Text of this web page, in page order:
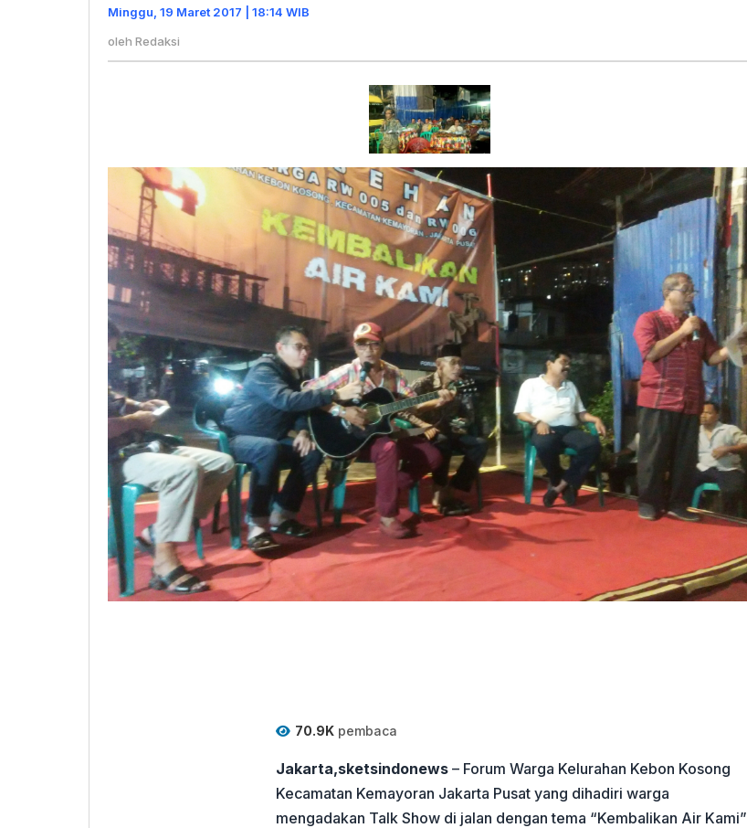
Warga
Hak
Minggu, 19 Maret 2017 | 18:14 WIB
oleh Redaksi
70.9Kpembaca
Jakarta,sketsindonews– Forum Warga Kelurahan Kebon Kosong
Kecamatan Kemayoran Jakarta Pusat yang dihadiri warga
mengadakan Talk Show di jalan dengan tema “Kembalikan Air Kami”